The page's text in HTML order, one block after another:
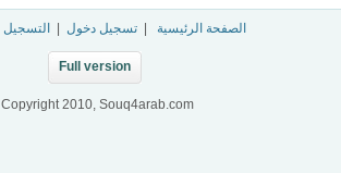
الصفحة الرئيسية تسجيل دخول التسجيل
Full version
Copyright 2010, Souq4arab.com